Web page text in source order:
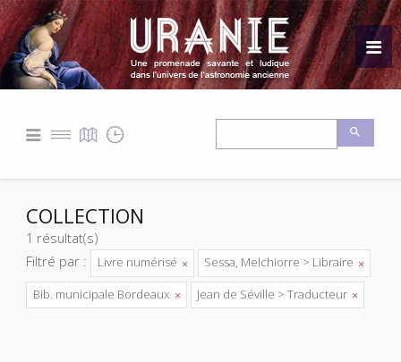
COLLECTION
1 résultat(s)
Filtré par :
Livre numérisé
Sessa, Melchiorre > Libraire
Bib. municipale Bordeaux
Jean de Séville > Traducteur